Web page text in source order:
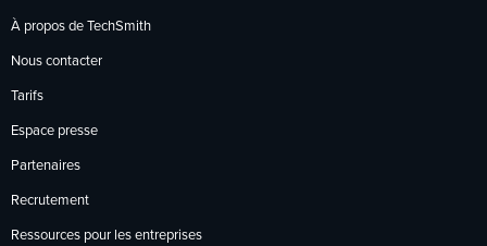
À propos de TechSmith
Nous contacter
Tarifs
Espace presse
Partenaires
Recrutement
Ressources pour les entreprises